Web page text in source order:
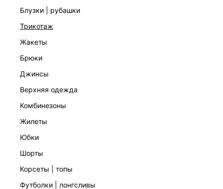
блузки | рубашки
трикотаж
жакеты
брюки
джинсы
верхняя одежда
комбинезоны
жилеты
юбки
шорты
корсеты | топы
футболки | лонгсливы